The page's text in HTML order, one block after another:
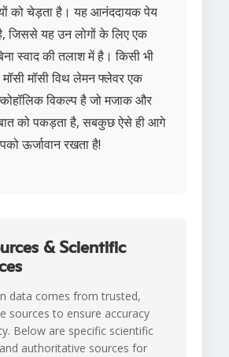
को चेड़ता है। यह आनंददायक पेय
जिससे यह उन लोगों के लिए एक
स्वाद की तलाश में है। किसी भी
मॉसी विथ लेमन फ्लेवर एक
विकल्प है जो मजाक और
को पकड़ता है, सबकुछ ऐसे ही आगे
ऊर्जावान रखता है!
& Scientific
data comes from trusted,
sources to ensure accuracy
Below are specific scientific
authoritative sources for